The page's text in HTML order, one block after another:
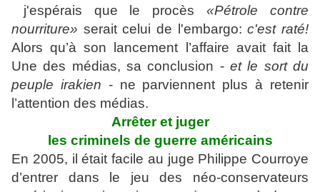
j'espérais que le procès«Pétrole contre
nourriture» serait celui de l'embargo:c'est raté!
Alors qu’à son lancement l’affaire avait fait la
Une des médias, sa conclusion - et le sort du
peuple irakien - ne parviennent plus à retenir
l’attention des médias.
Arrêter et juger
les criminels de guerre américains
En 2005, il était facile au juge Philippe Courroye
d’entrer dans le jeu des néo-conservateurs